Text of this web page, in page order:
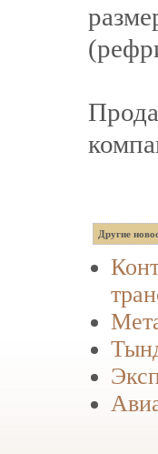
Другие